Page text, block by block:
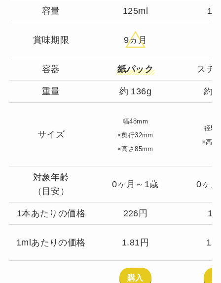
容量 125ml
賞味期限 9ヵ月
容器 紙パック スチ
重量 約 136g 約
サイズ
幅48mm
×奥行32mm
×高さ85mm
径
×高さ
対象年齢
（目安）
0ヶ月～1歳 0ヶ
1本あたりの価格 226円
1mlあたりの価格 1.81円
購入